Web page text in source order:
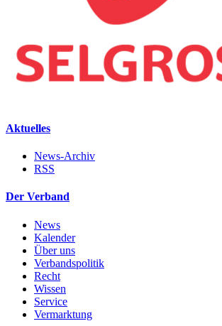
Aktuelles
News-Archiv
RSS
Der Verband
News
Kalender
Über uns
Verbandspolitik
Recht
Wissen
Service
Vermarktung